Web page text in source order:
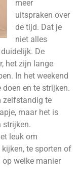
meer
uitspraken over
de tijd. Dat je
niet alles
De
het zijn lange
In het weekend
en te strijken.
zelfstandig te
maar het is
strijken.
leuk om
te sporten of
op welke manier